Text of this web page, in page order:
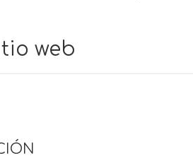
web